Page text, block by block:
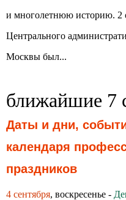
и многолетнюю историю. 2
Центрального
Москвы был...
ближайшие 7
Даты и дни,
календаря
праздников
4 сентября, воскресенье -